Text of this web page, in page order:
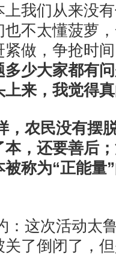
上我们从来没
也不太懂菠萝
紧做，争抢时
多少大家都有
上来，我觉得
，农民没有摆
本，还要善后
称为“正能量
这次活动太鲁
关了倒闭了，